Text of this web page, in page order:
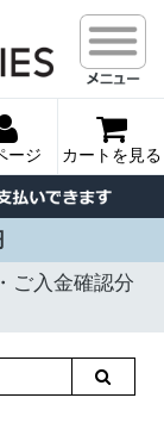
ージ カートを見る
ご入金確認分